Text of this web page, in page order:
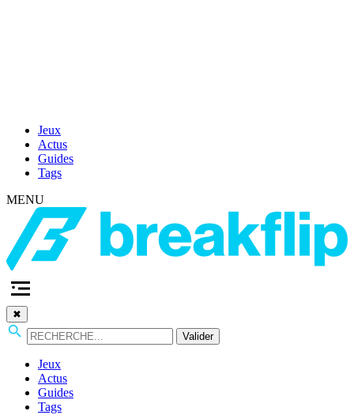
Jeux
Actus
Guides
Tags
MENU
✖
Valider
Jeux
Actus
Guides
Tags